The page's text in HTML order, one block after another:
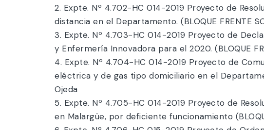
2. Expte. Nº 4.702-HC 014-2019 Proyecto de
distancia en el Departamento. (BLOQUE FRENTE
3. Expte. Nº 4.703-HC 014-2019 Proyecto de
y Enfermería Innovadora para el 2020. (BLOQUE
4. Expte. Nº 4.704-HC 014-2019 Proyecto de
eléctrica y de gas tipo domiciliario en el
Ojeda
5. Expte. Nº 4.705-HC 014-2019 Proyecto de
en Malargüe, por deficiente funcionamiento